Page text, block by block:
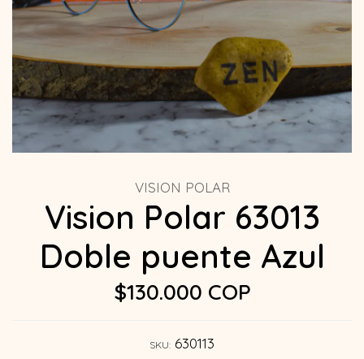
VISION POLAR
Vision Polar 63013
Doble puente Azul
$130.000 COP
SKU: 630113